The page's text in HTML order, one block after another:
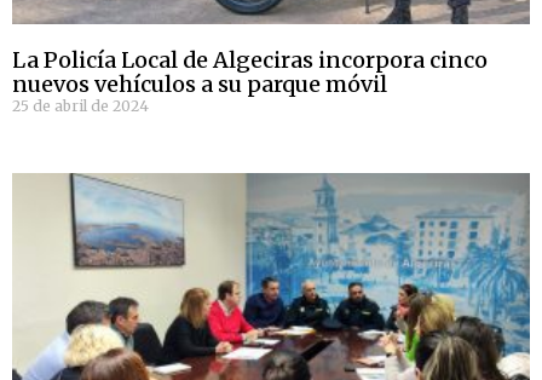
La Policía Local de Algeciras incorpora cinco
nuevos vehículos a su parque móvil
25 de abril de 2024